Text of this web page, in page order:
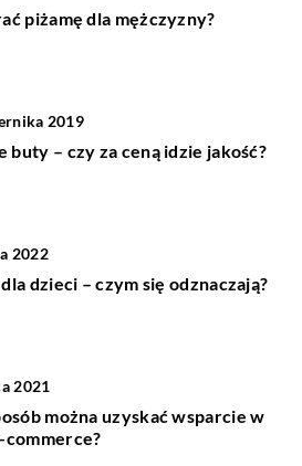
piżamę dla mężczyzny?
2019
buty – czy za ceną idzie jakość?
2022
dzieci – czym się odznaczają?
2021
można uzyskać wsparcie w
commerce?